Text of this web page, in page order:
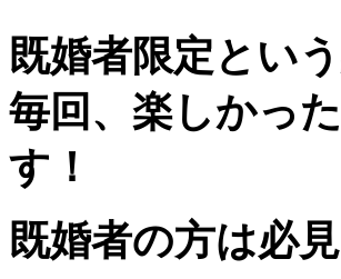
既婚者限定とい
毎回、楽しかっ
す！
既婚者の方は必